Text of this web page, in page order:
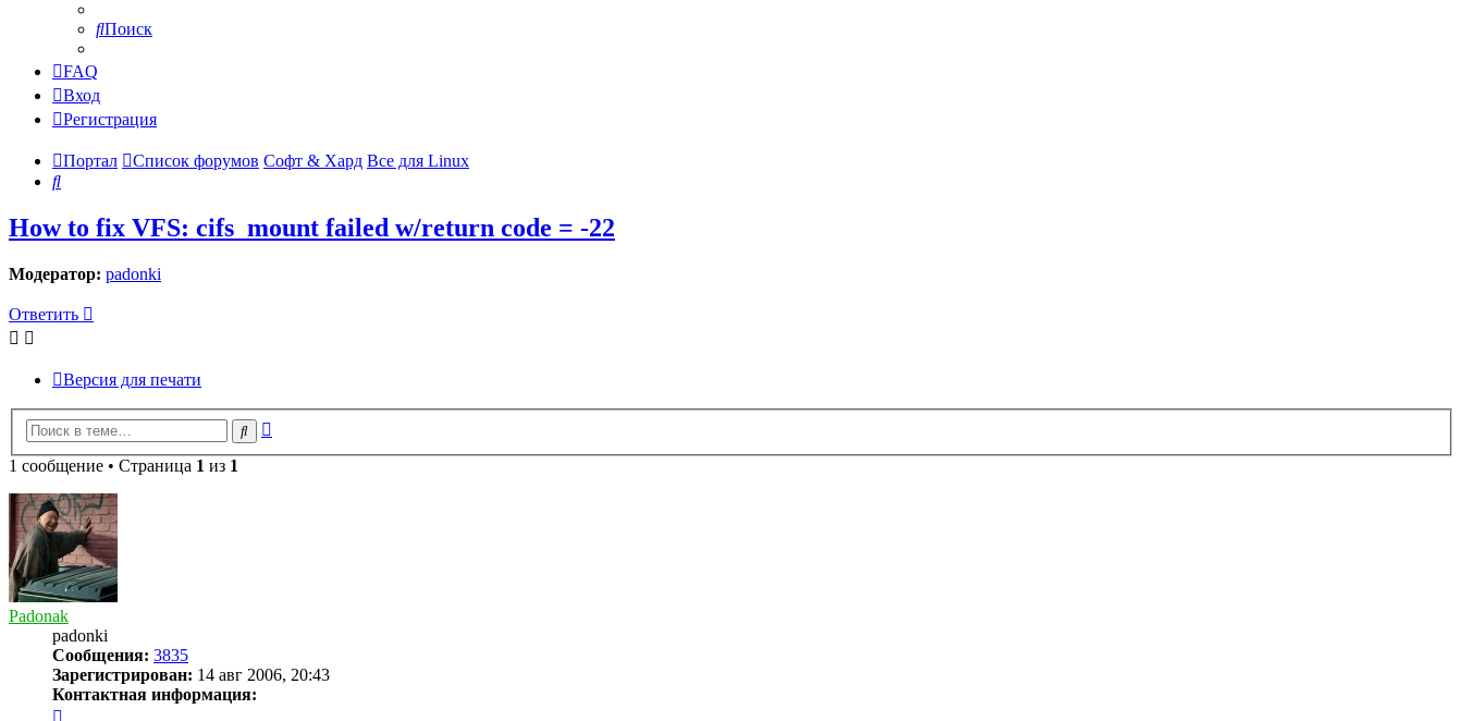
Поиск
FAQ
Вход
Регистрация
Портал Список форумов Софт & Хард Все для Linux
Поиск
How to fix VFS: cifs_mount failed w/return code = -22
Модератор: padonki
Ответить
Версия для печати
Поиск
1 сообщение • Страница 1 из 1
Padonak
padonki
Сообщения: 3835
Зарегистрирован: 14 авг 2006, 20:43
Контактная информация: